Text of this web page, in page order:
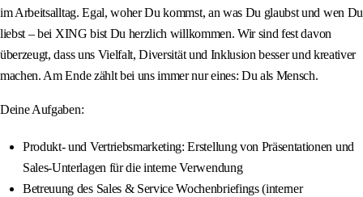
im Arbeitsalltag. Egal, woher Du kommst, an was Du glaubst und wen Du
liebst – bei XING bist Du herzlich willkommen. Wir sind fest davon
überzeugt, dass uns Vielfalt, Diversität und Inklusion besser und kreativer
machen. Am Ende zählt bei uns immer nur eines: Du als Mensch.
Deine Aufgaben:
Produkt- und Vertriebsmarketing: Erstellung von Präsentationen und
Sales-Unterlagen für die interne Verwendung
Betreuung des Sales & Service Wochenbriefings (interner